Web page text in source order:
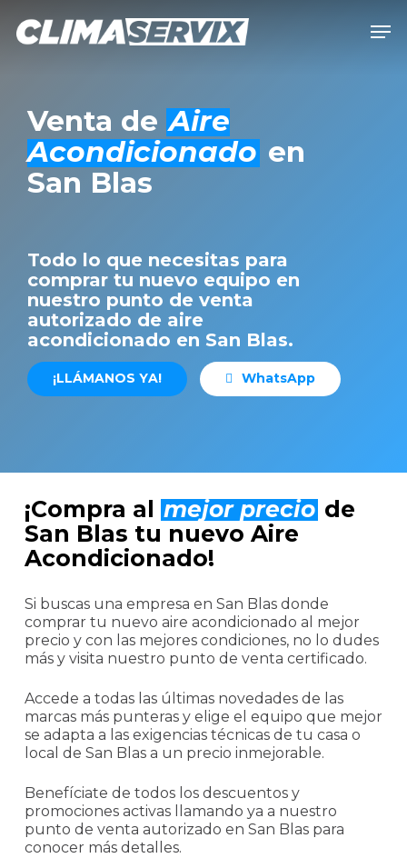
Venta de Aire
Acondicionado en
San Blas
Todo lo que necesitas para
comprar tu nuevo equipo en
nuestro punto de venta
autorizado de aire
acondicionado en San Blas.
¡LLÁMANOS YA! WhatsApp
¡Compra al mejor precio de
San Blas tu nuevo Aire
Acondicionado!
Si buscas una empresa en San Blas donde
comprar tu nuevo aire acondicionado al mejor
precio y con las mejores condiciones, no lo dudes
más y visita nuestro punto de venta certificado.
Accede a todas las últimas novedades de las
marcas más punteras y elige el equipo que mejor
se adapta a las exigencias técnicas de tu casa o
local de San Blas a un precio inmejorable.
Benefíciate de todos los descuentos y
promociones activas llamando ya a nuestro
punto de venta autorizado en San Blas para
conocer más detalles.